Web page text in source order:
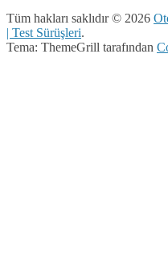
Tüm hakları saklıdır © 2026
| Test Sürüşleri.
Tema: ThemeGrill tarafından